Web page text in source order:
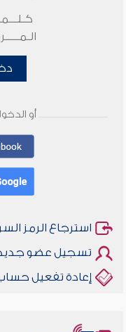
أو
استرجاع الرمز
تسجيل عضو
إعادة تفعيل